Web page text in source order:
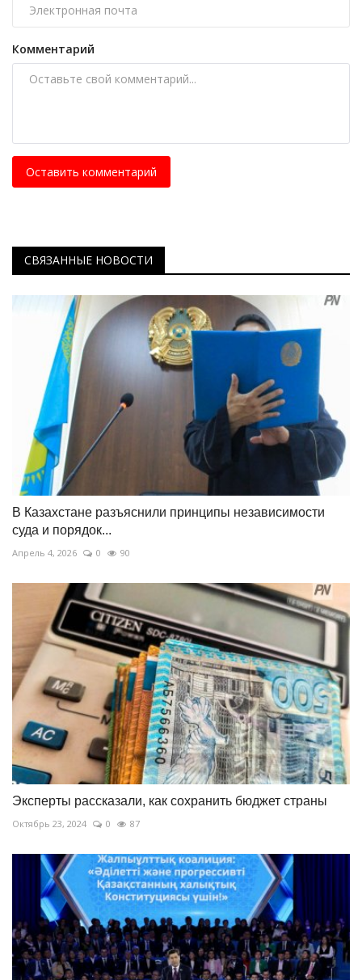
Комментарий
Оставить комментарий
СВЯЗАННЫЕ НОВОСТИ
В Казахстане разъяснили принципы независимости
суда и порядок...
Апрель 4, 2026 0 90
Эксперты рассказали, как сохранить бюджет страны
Октябрь 23, 2024 0 87